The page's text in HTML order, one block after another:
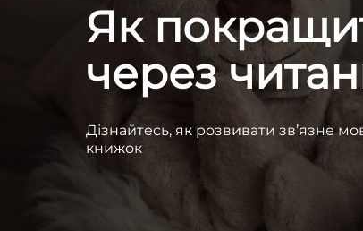
Як
через
Дізнайтесь, як розвивати зв’язне
книжок